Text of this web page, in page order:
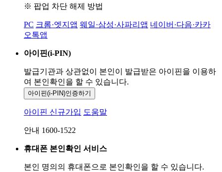
※ 팝업 차단 해제 방법
PC 크롬·엣지앱 웨일·삼성·사파리앱 네이버·다음·카카
오톡앱
아이핀(i-PIN)
발급기관과 상관없이 본인이 발급받은 아이핀을 이용하
여 본인확인을 할 수 있습니다.
아이핀(i-PIN)인증하기
아이핀 신규가입 도움말
안내 1600-1522
휴대폰 본인확인 서비스
본인 명의의 휴대폰으로 본인확인을 할 수 있습니다.